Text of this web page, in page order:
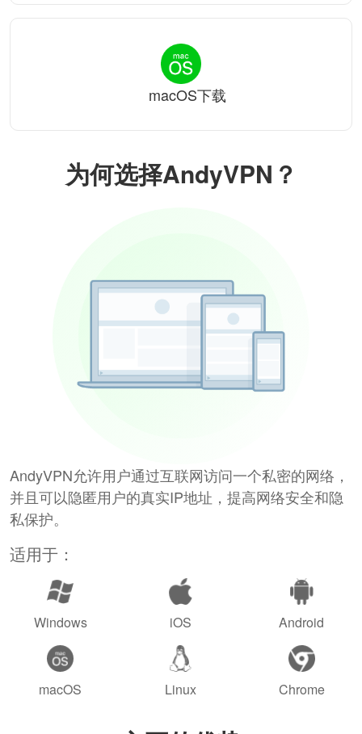
为何选择AndyVPN？
AndyVPN允许用户通过互联网访问一个私密的网络，
并且可以隐匿用户的真实IP地址，提高网络安全和隐
私保护。
适用于：
Windows iOS Android
macOS Linux Chrome
macOS下载